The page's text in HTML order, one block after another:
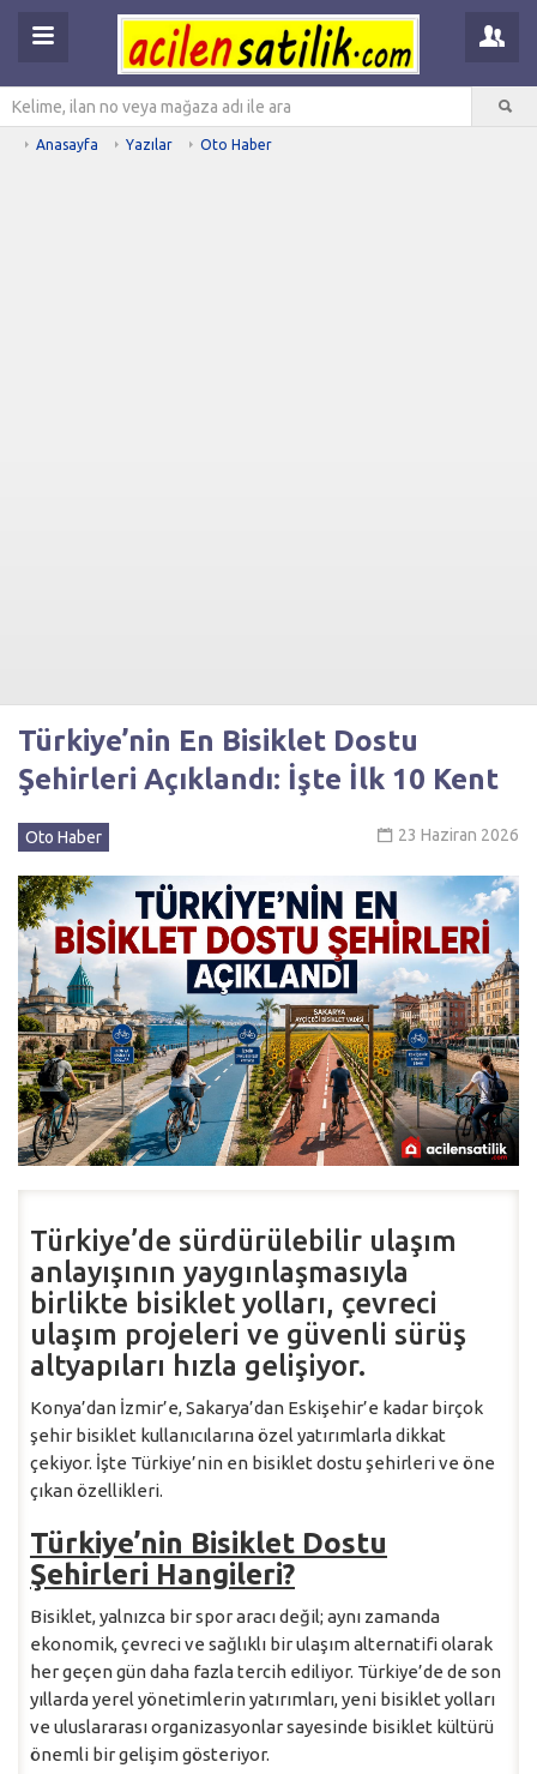
Anasayfa Yazılar Oto Haber
Türkiye’nin En Bisiklet Dostu
Şehirleri Açıklandı: İşte İlk 10 Kent
23 Haziran 2026
Oto Haber
Türkiye’de sürdürülebilir ulaşım
anlayışının yaygınlaşmasıyla
birlikte bisiklet yolları, çevreci
ulaşım projeleri ve güvenli sürüş
altyapıları hızla gelişiyor.
Konya’dan İzmir’e, Sakarya’dan Eskişehir’e kadar birçok
şehir bisiklet kullanıcılarına özel yatırımlarla dikkat
çekiyor. İşte Türkiye’nin en bisiklet dostu şehirleri ve öne
çıkan özellikleri.
Türkiye’nin Bisiklet Dostu
Şehirleri Hangileri?
Bisiklet, yalnızca bir spor aracı değil; aynı zamanda
ekonomik, çevreci ve sağlıklı bir ulaşım alternatifi olarak
her geçen gün daha fazla tercih ediliyor. Türkiye’de de son
yıllarda yerel yönetimlerin yatırımları, yeni bisiklet yolları
ve uluslararası organizasyonlar sayesinde bisiklet kültürü
önemli bir gelişim gösteriyor.